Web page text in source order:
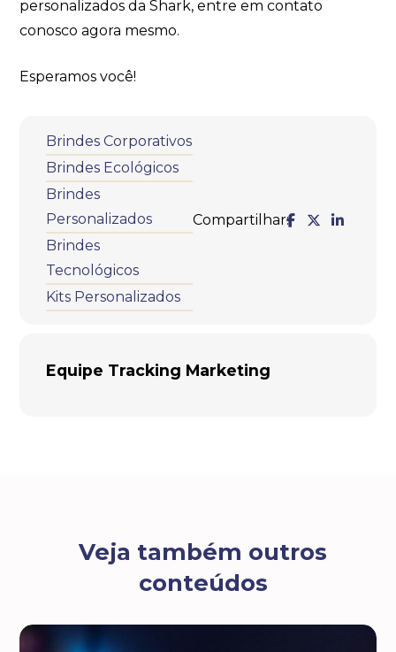
personalizados da Shark, entre em contato
conosco agora mesmo.
Esperamos você!
Brindes Corporativos
Brindes Ecológicos
Brindes
Personalizados
Brindes
Tecnológicos
Kits Personalizados
Compartilhar:
Equipe Tracking Marketing
Veja também outros
conteúdos